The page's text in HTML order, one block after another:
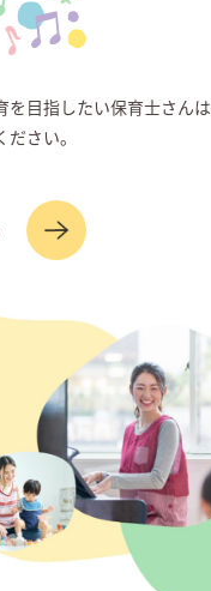
を目指したい保育士さんは
さい。